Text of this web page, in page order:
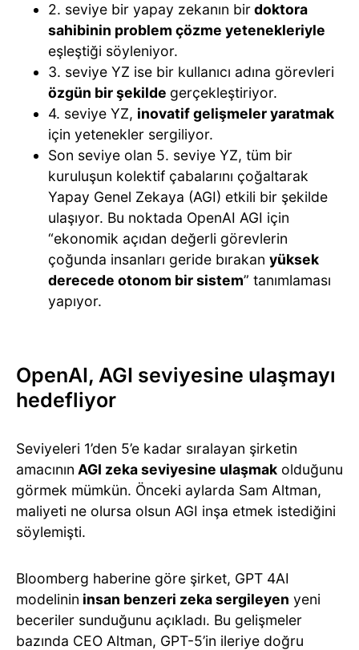
2. seviye bir yapay zekanın birdoktora
sahibinin problem çözme yetenekleriyle
eşleştiği söyleniyor.
3. seviye YZ ise bir kullanıcı adına görevleri
özgün bir şekilde gerçekleştiriyor.
4. seviye YZ, inovatif gelişmeler yaratmak
için yetenekler sergiliyor.
Son seviye olan 5. seviye YZ, tüm bir
kuruluşun kolektif çabalarını çoğaltarak
Yapay Genel Zekaya (AGI) etkili bir şekilde
ulaşıyor. Bu noktada OpenAI AGI için
“ekonomik açıdan değerli görevlerin
çoğunda insanları geride bırakan yüksek
derecede otonom bir sistem” tanımlaması
yapıyor.
OpenAI, AGI seviyesine ulaşmayı
hedefliyor
Seviyeleri 1’den 5’e kadar sıralayan şirketin
amacının AGI zeka seviyesine ulaşmak olduğunu
görmek mümkün. Önceki aylarda Sam Altman,
maliyeti ne olursa olsun AGI inşa etmek istediğini
söylemişti.
Bloomberg haberine göre şirket, GPT 4AI
modelinin insan benzeri zeka sergileyen yeni
beceriler sunduğunu açıkladı. Bu gelişmeler
bazında CEO Altman, GPT-5’in ileriye doğru